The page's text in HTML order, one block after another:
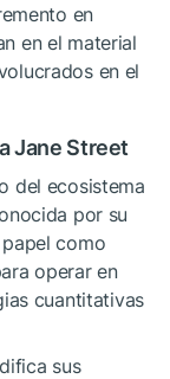
en
en el material
en el
Jane Street
del ecosistema
por su
como
operar en
cuantitativas
sus